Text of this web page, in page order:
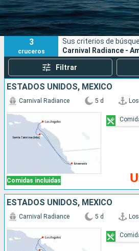
Puertos
3
cruceros
Sus criterios de
Carnival Radiance -
Filtrar
ESTADOS UNIDOS, MÉXICO
Comidas incluidas
Carnival Radiance 5 d
ESTADOS UNIDOS, MÉXICO
Carnival Radiance 5 d